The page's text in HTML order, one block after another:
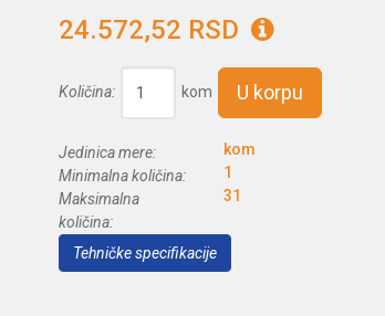
24.572,52 RSD
Količina: kom U korpu
Jedinica mere:
kom
Minimalna količina:
1
Maksimalna
količina:
31
Tehničke specifikacije